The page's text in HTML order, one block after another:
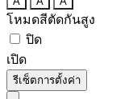
โหมดสีตัดกันสูง
ปิด
เปิด
รีเซ็ตการตั้งค่า